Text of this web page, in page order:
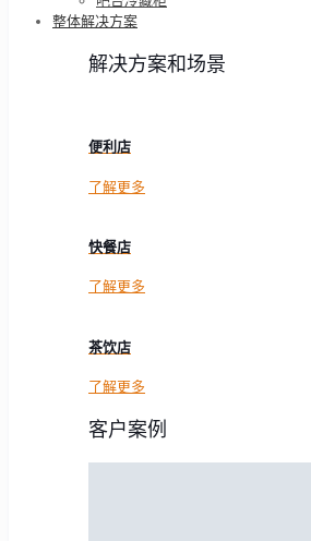
整体解决方案
解决方案和场景
便利店
了解更多
快餐店
了解更多
茶饮店
了解更多
客户案例